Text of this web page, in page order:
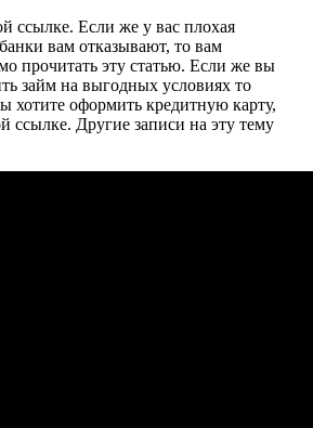
ссылке. Если же у вас плохая
вам отказывают, то вам
прочитать эту статью. Если же вы
займ на выгодных условиях то
хотите оформить кредитную карту,
ссылке. Другие записи на эту тему